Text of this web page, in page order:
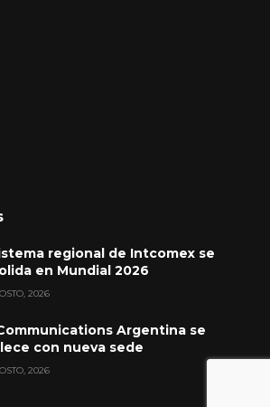
regional de Intcomex se
en Mundial 2026
2026
Argentina se
con nueva sede
2026